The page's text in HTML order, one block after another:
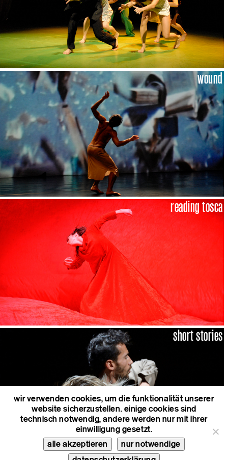
wound
reading tosca
short stories
wir verwenden cookies, um die funktionalität unserer
website sicherzustellen. einige cookies sind
technisch notwendig, andere werden nur mit ihrer
einwilligung gesetzt.
alle akzeptieren
nur notwendige